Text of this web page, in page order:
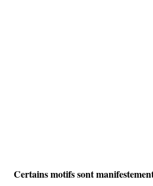
Certains motifs sont